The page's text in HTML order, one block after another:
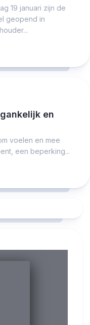
19 januari zijn de
geopend in
en
voelen en mee
een beperking...